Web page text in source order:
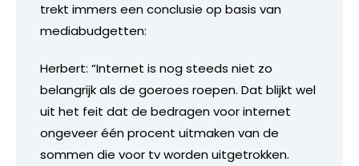
trekt immers een conclusie op basis van
mediabudgetten:
Herbert: “Internet is nog steeds niet zo
belangrijk als de goeroes roepen. Dat blijkt wel
uit het feit dat de bedragen voor internet
ongeveer één procent uitmaken van de
sommen die voor tv worden uitgetrokken.